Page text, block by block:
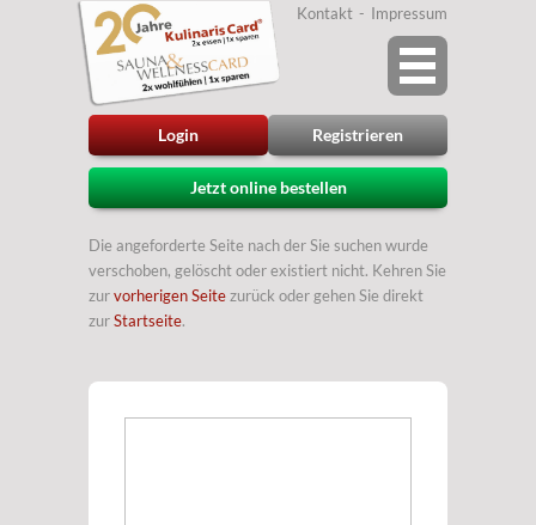
Login Registrieren
Kontakt Impressum
Jetzt online bestellen
Die angeforderte Seite nach der Sie suchen wurde
verschoben, gelöscht oder existiert nicht. Kehren Sie
zurvorherigen Seitezurück oder gehen Sie direkt
zurStartseite.